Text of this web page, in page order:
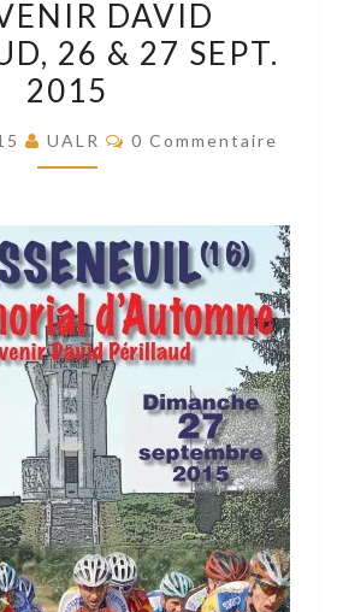
DAVID
PÉRILLAUD,
26
27
DAVID
26 & 27 SEPT.
2015
UALR Commentaires
0 Commentaire